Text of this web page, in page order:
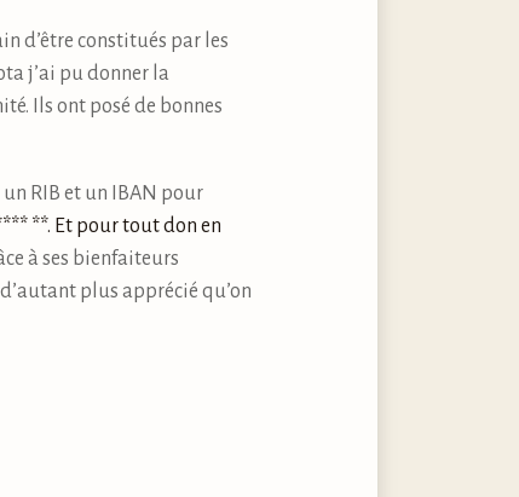
d’être constitués par les
j’ai pu donner la
Ils ont posé de bonnes
RIB et un IBAN pour
**. Et pour tout don en
à ses bienfaiteurs
plus apprécié qu’on